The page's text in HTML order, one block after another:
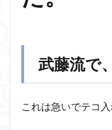
武藤流で
これは急いでテコ